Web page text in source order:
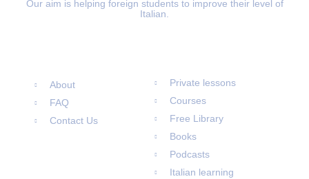
Our aim is helping foreign students to improve their level of
Italian.
About
FAQ
Contact Us
Private lessons
Courses
Free Library
Books
Podcasts
Italian learning